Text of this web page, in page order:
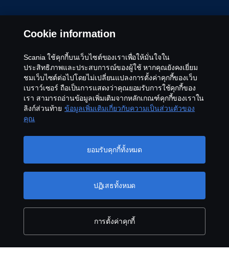
Cookies
Contact us
Whistleblowing
Cookie information
Scania ใช้คุกกี้บนเว็บไซต์ของเราเพื่อให้มั่นใจใน
ประสิทธิภาพและประสบการณ์ของผู้ใช้ หากคุณยังคงเยี่ยม
ชมเว็บไซต์ต่อไปโดยไม่เปลี่ยนแปลงการตั้งค่าคุกกี้ของเว็บ
เบราว์เซอร์ ถือเป็นการแสดงว่าคุณยอมรับการใช้คุกกี้ของ
เรา สามารถอ่านข้อมูลเพิ่มเติมจากหลักเกณฑ์คุกกี้ของเราใน
ลิงก์ส่วนท้าย ข้อมูลเพิ่มเติมเกี่ยวกับความเป็นส่วนตัวของ
คุณ
การตั้งค่าคุกกี้
ปฏิเสธทั้งหมด
ยอมรับคุกกี้ทั้งหมด